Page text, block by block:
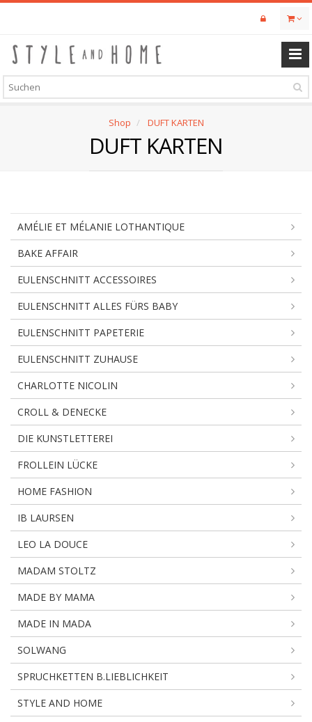
Skip
content
Shop DUFT KARTEN
DUFT KARTEN
AMÉLIE ET MÉLANIE LOTHANTIQUE
BAKE AFFAIR
EULENSCHNITT ACCESSOIRES
EULENSCHNITT ALLES FÜRS BABY
EULENSCHNITT PAPETERIE
EULENSCHNITT ZUHAUSE
CHARLOTTE NICOLIN
CROLL & DENECKE
DIE KUNSTLETTEREI
FROLLEIN LÜCKE
HOME FASHION
IB LAURSEN
LEO LA DOUCE
MADAM STOLTZ
MADE BY MAMA
MADE IN MADA
SOLWANG
SPRUCHKETTEN B.LIEBLICHKEIT
STYLE AND HOME